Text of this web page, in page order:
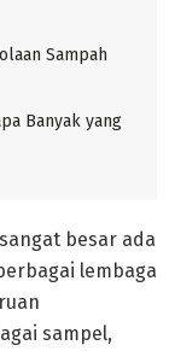
Sampah
Banyak yang
besar ada
lembaga
sampel,